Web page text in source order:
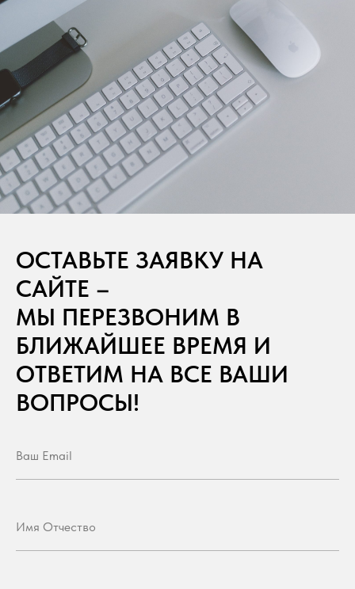
ОСТАВЬТЕ ЗАЯВКУ НА
САЙТЕ –
МЫ ПЕРЕЗВОНИМ В
БЛИЖАЙШЕЕ ВРЕМЯ И
ОТВЕТИМ НА ВСЕ ВАШИ
ВОПРОСЫ!